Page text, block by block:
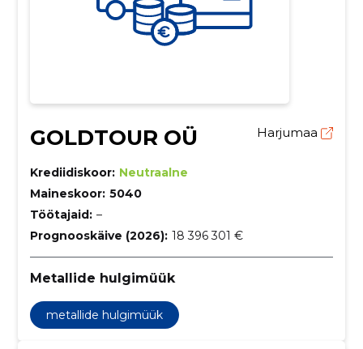
GOLDTOUR OÜ Harjumaa
Krediidiskoor: Neutraalne
Maineskoor: 5040
Töötajaid: –
Prognooskäive (2026): 18 396 301 €
Metallide hulgimüük
metallide hulgimüük